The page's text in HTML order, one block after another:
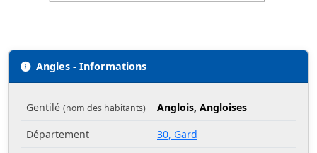
Angles - Informations
Gentilé (nom des habitants)
Anglois, Angloises
Département
30, Gard